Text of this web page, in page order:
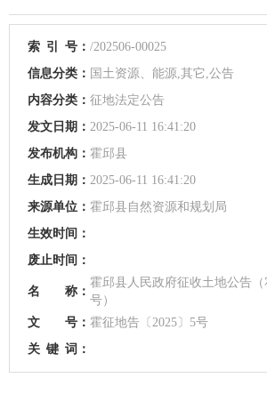
索 引 号： /202506-00025
信息分类： 国土资源、能源,其它,公告
内容分类： 征地法定公告
发文日期： 2025-06-11 16:41:20
发布机构： 霍邱县
生成日期： 2025-06-11 16:41:20
来源单位： 霍邱县自然资源和规划局
生效时间：
废止时间：
名 称：
霍邱县人民政府征收土地公告（
号）
文 号： 霍征地告〔2025〕5号
关 键 词：